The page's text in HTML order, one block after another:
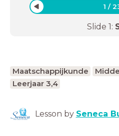
1 /
Slide 1:
Maatschappijkunde
Leerjaar 3,4
Lesson by Seneca